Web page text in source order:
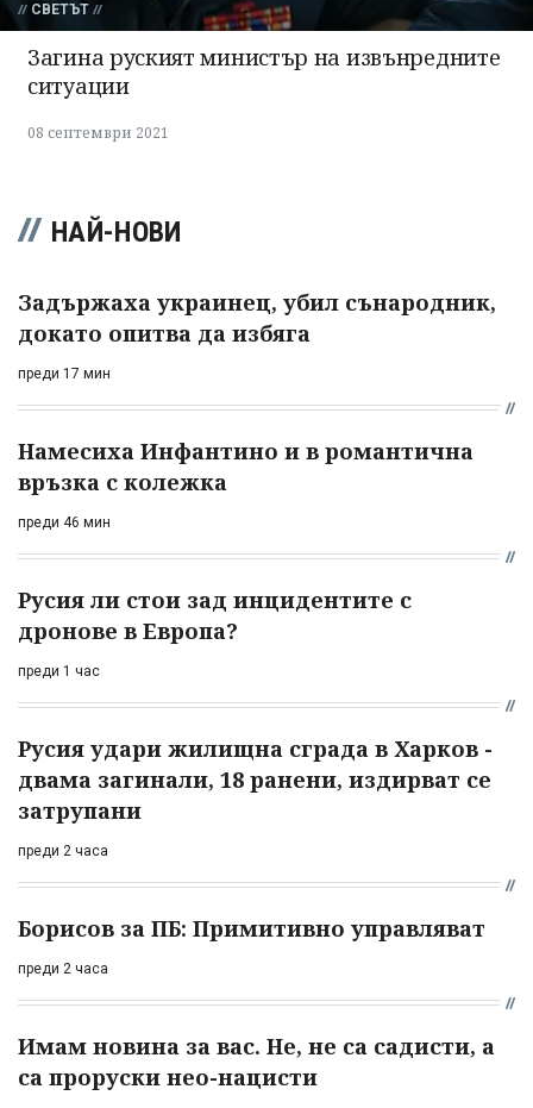
СВЕТЪТ
Загина руският министър на извънредните
ситуации
08 септември 2021
НАЙ-НОВИ
Задържаха украинец, убил сънародник,
докато опитва да избяга
преди 17 мин
Намесиха Инфантино и в романтична
връзка с колежка
преди 46 мин
Русия ли стои зад инцидентите с
дронове в Европа?
преди 1 час
Русия удари жилищна сграда в Харков -
двама загинали, 18 ранени, издирват се
затрупани
преди 2 часа
Борисов за ПБ: Примитивно управляват
преди 2 часа
Имам новина за вас. Не, не са садисти, а
са проруски нео-нацисти